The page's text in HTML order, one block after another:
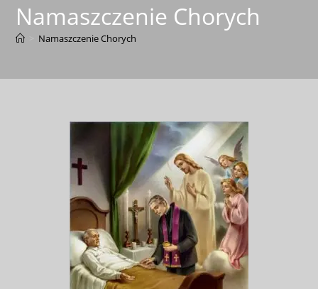
Namaszczenie Chorych
Namaszczenie Chorych